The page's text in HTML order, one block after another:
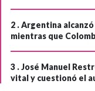
2 .Argentina
mientras que
3 .José Manuel
vital y cuestionó el